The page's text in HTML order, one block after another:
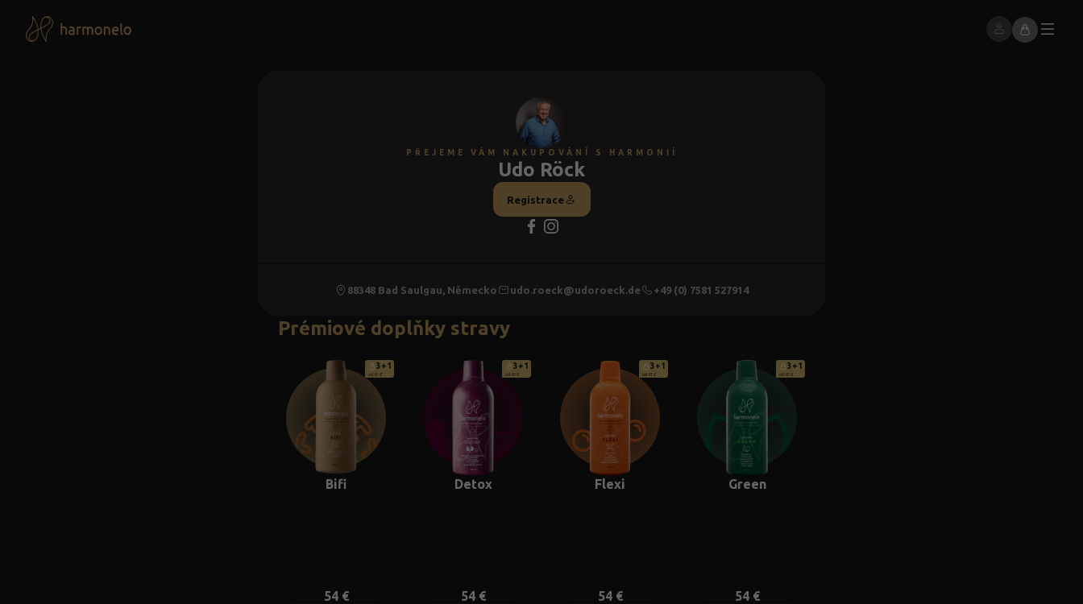
PŘEJEME VÁM NAKUPOVÁNÍ S HARMONIÍ
Udo Röck
Registrace
88348 Bad Saulgau, Německo udo.roeck@udoroeck.de +49 (0) 7581 527914
Prémiové doplňky stravy
3+1
od 41 €
Bifi
54 €
3+1
od 41 €
Detox
54 €
3+1
od 41 €
Flexi
54 €
3+1
od 41 €
Green
54 €